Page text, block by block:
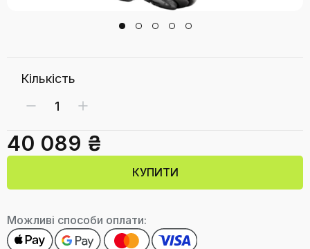
Кількість
40 089 ₴
КУПИТИ
Можливі способи оплати: